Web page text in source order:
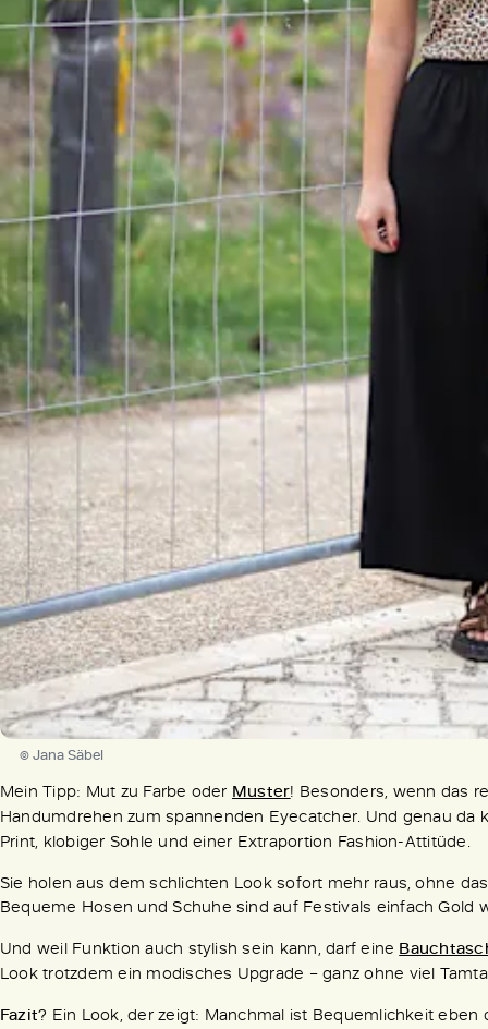
© Jana Säbel
Mein Tipp: Mut zu Farbe oder Muster! Besonders, wenn das
Handumdrehen zum spannenden Eyecatcher. Und genau
Print, klobiger Sohle und einer Extraportion Fashion-Attitüde.
Sie holen aus dem schlichten Look sofort mehr raus, ohne
Bequeme Hosen und Schuhe sind auf Festivals einfach Gold
Und weil Funktion auch stylish sein kann, darf eine
Look trotzdem ein modisches Upgrade – ganz ohne viel
Fazit? Ein Look, der zeigt: Manchmal ist Bequemlichkeit